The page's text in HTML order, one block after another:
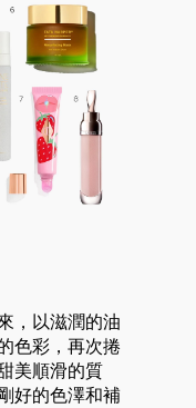
，以滋潤的油
色彩，再次捲
美順滑的質
好的色澤和補